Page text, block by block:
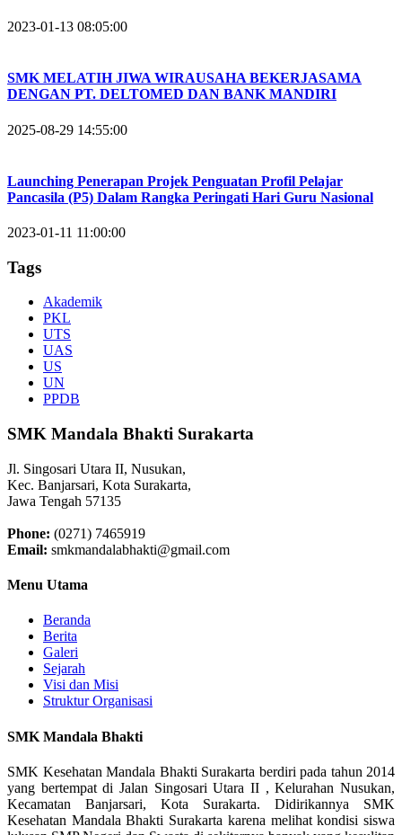
2023-01-13 08:05:00
SMK MELATIH JIWA WIRAUSAHA BEKERJASAMA
DENGAN PT. DELTOMED DAN BANK MANDIRI
2025-08-29 14:55:00
Launching Penerapan Projek Penguatan Profil Pelajar
Pancasila (P5) Dalam Rangka Peringati Hari Guru Nasional
2023-01-11 11:00:00
Tags
Akademik
PKL
UTS
UAS
US
UN
PPDB
SMK Mandala Bhakti Surakarta
Jl. Singosari Utara II, Nusukan,
Kec. Banjarsari, Kota Surakarta,
Jawa Tengah 57135
Phone: (0271) 7465919
Email: smkmandalabhakti@gmail.com
Menu Utama
Beranda
Berita
Galeri
Sejarah
Visi dan Misi
Struktur Organisasi
SMK Mandala Bhakti
SMK Kesehatan Mandala Bhakti Surakarta berdiri pada tahun 2014
yang bertempat di Jalan Singosari Utara II , Kelurahan Nusukan,
Kecamatan Banjarsari, Kota Surakarta. Didirikannya SMK
Kesehatan Mandala Bhakti Surakarta karena melihat kondisi siswa